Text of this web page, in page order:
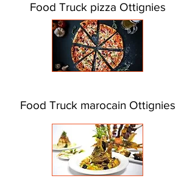
Food Truck pizza Ottignies
Food Truck marocain Ottignies